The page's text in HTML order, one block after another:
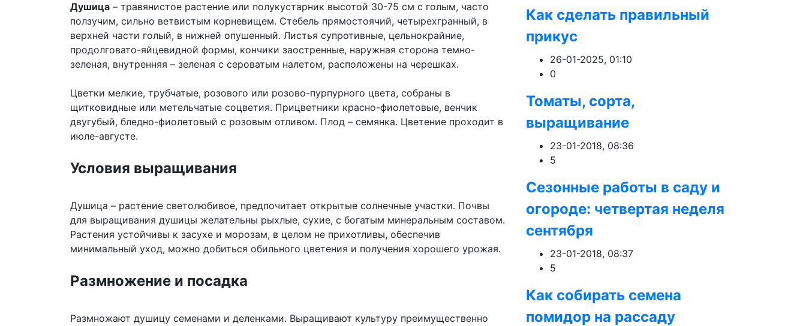
Душица – травянистое растение или полукустарник высотой 30-75 см с голым, часто
ползучим, сильно ветвистым корневищем. Стебель прямостоячий, четырехгранный, в
верхней части голый, в нижней опушенный. Листья супротивные, цельнокрайние,
продолговато-яйцевидной формы, кончики заостренные, наружная сторона темно-
зеленая, внутренняя – зеленая с сероватым налетом, расположены на черешках.
Цветки мелкие, трубчатые, розового или розово-пурпурного цвета, собраны в
щитковидные или метельчатые соцветия. Прицветники красно-фиолетовые, венчик
двугубый, бледно-фиолетовый с розовым отливом. Плод – семянка. Цветение проходит в
июле-августе.
Условия выращивания
Душица – растение светолюбивое, предпочитает открытые солнечные участки. Почвы
для выращивания душицы желательны рыхлые, сухие, с богатым минеральным составом.
Растения устойчивы к засухе и морозам, в целом не прихотливы, обеспечив
минимальный уход, можно добиться обильного цветения и получения хорошего урожая.
Размножение и посадка
Размножают душицу семенами и деленками. Выращивают культуру преимущественно
Как сделать правильный
прикус
26-01-2025, 01:10
0
Томаты, сорта,
выращивание
23-01-2018, 08:36
5
Сезонные работы в саду и
огороде: четвертая неделя
сентября
23-01-2018, 08:37
5
Как собирать семена
помидор на рассаду